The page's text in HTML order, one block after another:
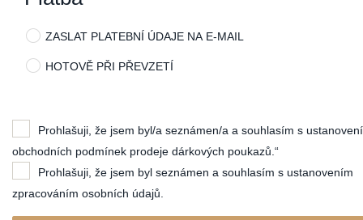
ZASLAT PLATEBNÍ ÚDAJE NA E-MAIL
HOTOVĚ PŘI PŘEVZETÍ
Prohlašuji, že jsem byl/a seznámen/a a souhlasím s
obchodních podmínek prodeje dárkových poukazů.“
Prohlašuji, že jsem byl seznámen a souhlasím s ustanovením
zpracováním osobních údajů.